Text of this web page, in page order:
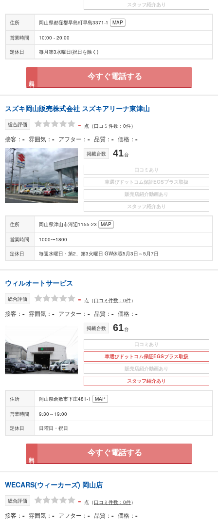
スタッフ紹介あり
住所 岡山県都窪郡早島町早島3371-1 MAP
営業時間 10:00 - 20:00
定休日 毎月第3水曜日(祝日を除く)
今すぐ電話する
スズキ岡山販売株式会社 スズキアリーナ東津山
総合評価 - 点 （口コミ件数：0件）
接客 - 雰囲気 - アフター - 品質 - 価格 -
掲載台数 41台
口コミあり
車選びドットコム保証EGSプラス取扱
販売店紹介動画あり
スタッフ紹介あり
住所 岡山県津山市河辺1155-23 MAP
営業時間 1000〜1800
定休日 毎週水曜日・第2、第3火曜日 GW休暇5月3日～5月7日
ウィルオートサービス
総合評価 - 点 （口コミ件数：0件）
接客 - 雰囲気 - アフター - 品質 - 価格 -
掲載台数 61台
口コミあり
車選びドットコム保証EGSプラス取扱
販売店紹介動画あり
スタッフ紹介あり
住所 岡山県倉敷市下庄481-1 MAP
営業時間 9:30～19:00
定休日 日曜日・祝日
今すぐ電話する
WECARS(ウィーカーズ) 岡山店
総合評価 - 点 （口コミ件数：0件）
接客 - 雰囲気 - アフター - 品質 - 価格 -